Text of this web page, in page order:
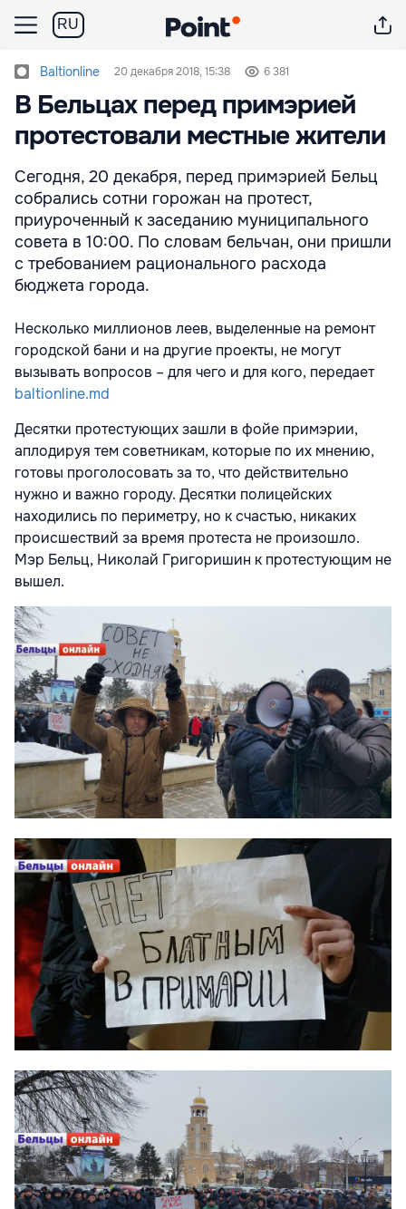
RU
Baltionline 20 декабря 2018, 15:38 6 381
В Бельцах перед примэрией
протестовали местные жители
Сегодня, 20 декабря, перед примэрией Бельц
собрались сотни горожан на протест,
приуроченный к заседанию муниципального
совета в 10:00. По словам бельчан, они пришли
с требованием рационального расхода
бюджета города.
Несколько миллионов леев, выделенные на ремонт
городской бани и на другие проекты, не могут
вызывать вопросов – для чего и для кого, передает
baltionline.md
Десятки протестующих зашли в фойе примэрии,
аплодируя тем советникам, которые по их мнению,
готовы проголосовать за то, что действительно
нужно и важно городу. Десятки полицейских
находились по периметру, но к счастью, никаких
происшествий за время протеста не произошло.
Мэр Бельц, Николай Григоришин к протестующим не
вышел.